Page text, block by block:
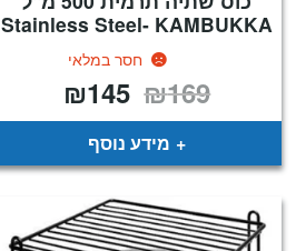
Stainless Steel- KAMBUKKA
חסר במלאי
₪169 המחיר
המקורי
היה:
₪145
הוא:
מידע נוסף